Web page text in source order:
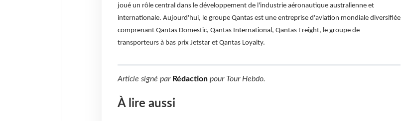
joué un rôle central dans le développement de l'industrie aéronautique australienne et
internationale. Aujourd'hui, le groupe Qantas est une entreprise d'aviation mondiale diversifiée
comprenant Qantas Domestic, Qantas International, Qantas Freight, le groupe de
transporteurs à bas prix Jetstar et Qantas Loyalty.
Article signé par Rédactionpour Tour Hebdo.
À lire aussi